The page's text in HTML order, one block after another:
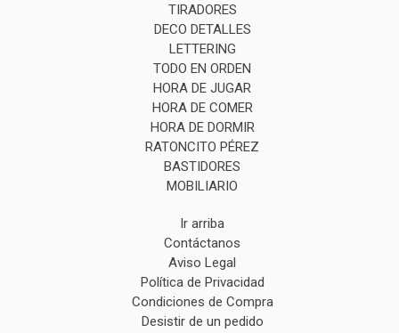
TIRADORES
DECO DETALLES
LETTERING
TODO EN ORDEN
HORA DE JUGAR
HORA DE COMER
HORA DE DORMIR
RATONCITO PÉREZ
BASTIDORES
MOBILIARIO
Ir arriba
Contáctanos
Aviso Legal
Política de Privacidad
Condiciones de Compra
Desistir de un pedido